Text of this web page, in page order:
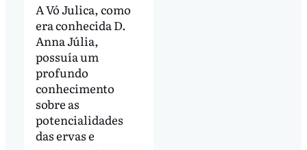
A Vó Julica, como
era conhecida D.
Anna Júlia,
possuía um
profundo
conhecimento
sobre as
potencialidades
das ervas e